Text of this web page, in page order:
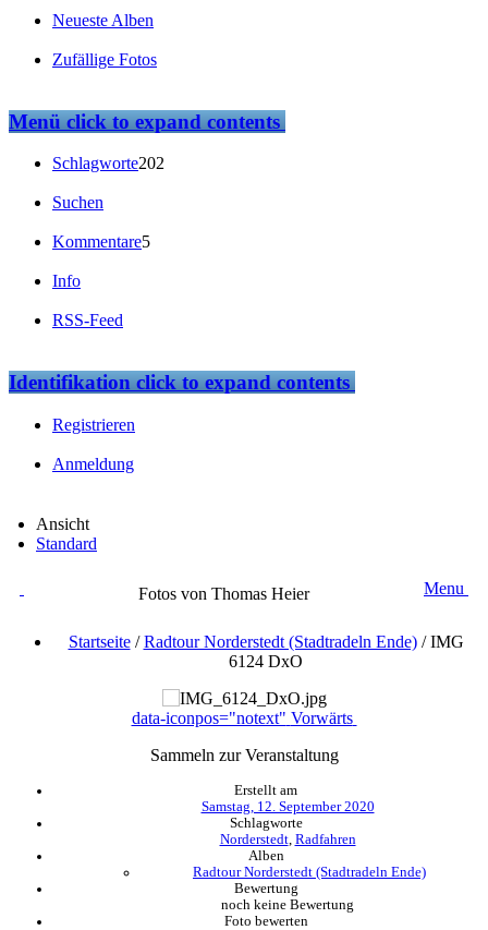
Neueste Alben
Zufällige Fotos
Menüclick to expand contents
Schlagworte202
Suchen
Kommentare5
Info
RSS-Feed
Identifikationclick to expand contents
Registrieren
Anmeldung
Ansicht
Standard
Fotos von Thomas Heier Menu
Startseite/Radtour Norderstedt (Stadtradeln Ende)/IMG
6124 DxO
data-iconpos="notext" Vorwärts
Sammeln zur Veranstaltung
Erstellt am
Samstag, 12. September 2020
Schlagworte
Norderstedt, Radfahren
Alben
Radtour Norderstedt (Stadtradeln Ende)
Bewertung
noch keine Bewertung
Foto bewerten